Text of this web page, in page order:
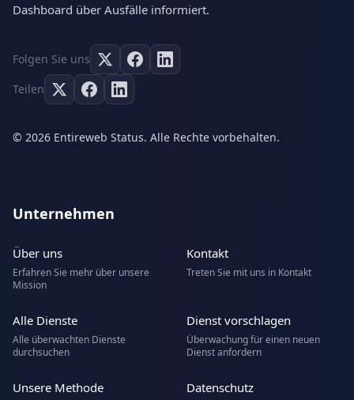
Dashboard über Ausfälle informiert.
Folgen Sie uns
Teilen
© 2026 Entireweb Status. Alle Rechte vorbehalten.
Unternehmen
Über uns
Erfahren Sie mehr über unsere
Mission
Kontakt
Treten Sie mit uns in Kontakt
Alle Dienste
Alle überwachten Dienste
durchsuchen
Dienst vorschlagen
Überwachung für einen neuen
Dienst anfordern
Unsere Methode Datenschutz